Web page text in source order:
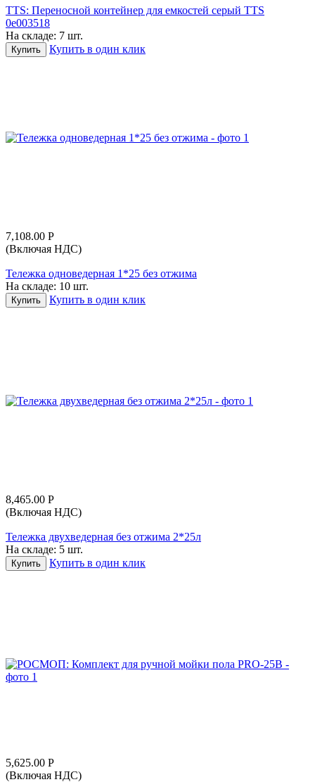
TTS: Переносной контейнер для емкостей серый TTS
0е003518
На складе: 7 шт.
Купить Купить в один клик
7,108.00 Р
(Включая НДС)
Тележка одноведерная 1*25 без отжима
На складе: 10 шт.
Купить Купить в один клик
8,465.00 Р
(Включая НДС)
Тележка двухведерная без отжима 2*25л
На складе: 5 шт.
Купить Купить в один клик
5,625.00 Р
(Включая НДС)